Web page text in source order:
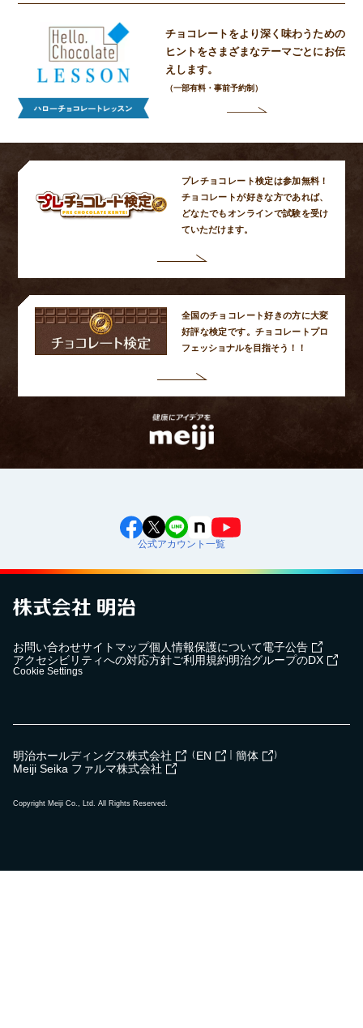
チョコレートをより深く味わうための
ヒントをさまざまなテーマごとにお伝
えします。
（一部有料・事前予約制）
プレチョコレート検定は参加無料！
チョコレートが好きな方であれば、
どなたでもオンラインで試験を受け
ていただけます。
全国のチョコレート好きの方に大変
好評な検定です。 チョコレートプロ
フェッショナルを目指そう！！
公式アカウント一覧
お問い合わせサイトマップ個人情報保護について電子公告
アクセシビリティへの対応方針ご利用規約明治グループのDX
Cookie Settings
明治ホールディングス株式会社 （ EN ｜ 簡体 ）
Meiji Seika ファルマ株式会社
Copyright Meiji Co., Ltd. All Rights Reserved.